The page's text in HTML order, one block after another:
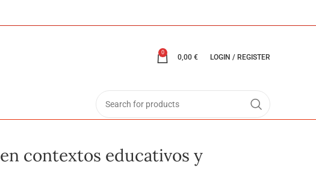
0
0,00 € LOGIN / REGISTER
contextos educativos y